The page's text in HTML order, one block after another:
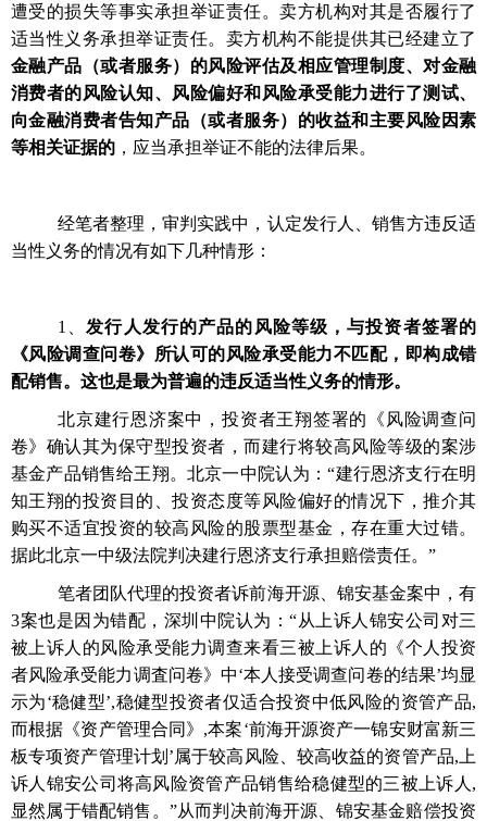
遭受的损失等事实承担举证责任。卖方机构对其是否履行了
适当性义务承担举证责任。卖方机构不能提供其已经建立了
金融产品（或者服务）的风险评估及相应管理制度、对金融
消费者的风险认知、风险偏好和风险承受能力进行了测试、
向金融消费者告知产品（或者服务）的收益和主要风险因素
等相关证据的 ，应当承担举证不能的法律后果。
经笔者整理，审判实践中，认定发行人、销售方违反适
当性义务的情况有如下几种情形：
1、发行人发行的产品的风险等级，与投资者签署的
《风险调查问卷》所认可的风险承受能力不匹配，即构成错
配销售。这也是最为普遍的违反适当性义务的情形。
北京建行恩济案中，投资者王翔签署的《风险调查问
卷》确认其为保守型投资者，而建行将较高风险等级的案涉
基金产品销售给王翔。北京一中院认为：“建行恩济支行在明
知王翔的投资目的、投资态度等风险偏好的情况下，推介其
购买不适宜投资的较高风险的股票型基金，存在重大过错。
据此北京一中级法院判决建行恩济支行承担赔偿责任。”
笔者团队代理的投资者诉前海开源、锦安基金案中，有
3案也是因为错配，深圳中院认为：“从上诉人锦安公司对三
被上诉人的风险承受能力调查来看三被上诉人的《个人投资
者风险承受能力调査问卷》中‘本人接受调查问卷的结果’均显
示为‘稳健型’,稳健型投资者仅适合投资中低风险的资管产品,
而根据《资产管理合同》,本案‘前海开源资产一锦安财富新三
板专项资产管理计划’属于较高风险、较高收益的资管产品,上
诉人锦安公司将高风险资管产品销售给稳健型的三被上诉人,
显然属于错配销售。”从而判决前海开源、锦安基金赔偿投资